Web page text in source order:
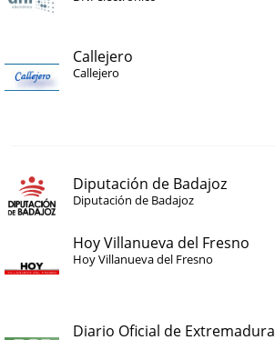
Callejero
Callejero
Diputación de Badajoz
Diputación de Badajoz
Hoy Villanueva del Fresno
Hoy Villanueva del Fresno
Diario Oficial de Extremadura